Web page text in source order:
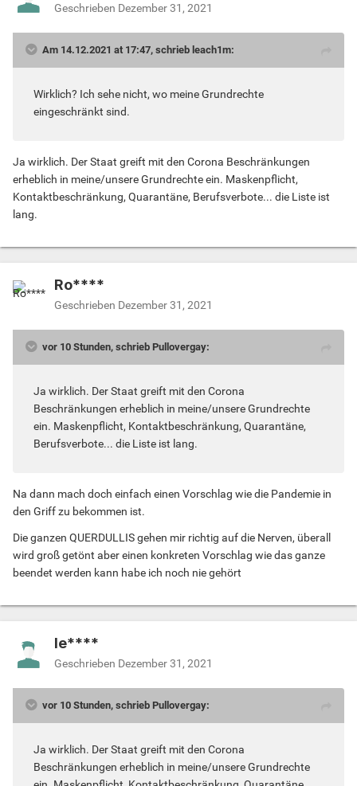
Geschrieben Dezember 31, 2021
Am 14.12.2021 at 17:47, schrieb leach1m:
Wirklich? Ich sehe nicht, wo meine Grundrechte
eingeschränkt sind.
Ja wirklich. Der Staat greift mit den Corona Beschränkungen
erheblich in meine/unsere Grundrechte ein. Maskenpflicht,
Kontaktbeschränkung, Quarantäne, Berufsverbote... die Liste ist
lang.
Ro****
Geschrieben Dezember 31, 2021
vor 10 Stunden, schrieb Pullovergay:
Ja wirklich. Der Staat greift mit den Corona
Beschränkungen erheblich in meine/unsere Grundrechte
ein. Maskenpflicht, Kontaktbeschränkung, Quarantäne,
Berufsverbote... die Liste ist lang.
Na dann mach doch einfach einen Vorschlag wie die Pandemie in
den Griff zu bekommen ist.
Die ganzen QUERDULLIS gehen mir richtig auf die Nerven, überall
wird groß getönt aber einen konkreten Vorschlag wie das ganze
beendet werden kann habe ich noch nie gehört
le****
Geschrieben Dezember 31, 2021
vor 10 Stunden, schrieb Pullovergay:
Ja wirklich. Der Staat greift mit den Corona
Beschränkungen erheblich in meine/unsere Grundrechte